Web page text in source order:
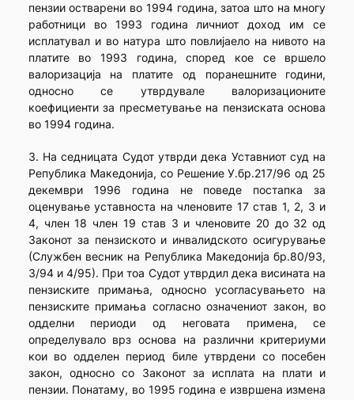
пензии остварени во 1994 година, затоа што на многу
работници во 1993 година личниот доход им се
исплатувал и во натура што повлијаело на нивото на
платите во 1993 година, според кое се вршело
валоризација на платите од поранешните години,
односно се утврдувале валоризационите
коефициенти за пресметување на пензиската основа
во 1994 година.
3. На седницата Судот утврди дека Уставниот суд на
Република Македонија, со Решение У.бр.217/96 од 25
декември 1996 година не поведе постапка за
оценување уставноста на членовите 17 став 1, 2, 3 и
4, член 18 член 19 став 3 и членовите 20 до 32 од
Законот за пензиското и инвалидското осигурување
(Службен весник на Република Македонија бр.80/93,
3/94 и 4/95). При тоа Судот утврдил дека висината на
пензиските примања, односно усогласувањето на
пензиските примања согласно означениот закон, во
одделни периоди од неговата примена, се
определувало врз основа на различни критериуми
кои во одделен период биле утврдени со посебен
закон, односно со Законот за исплата на плати и
пензии. Понатаму, во 1995 година е извршена измена